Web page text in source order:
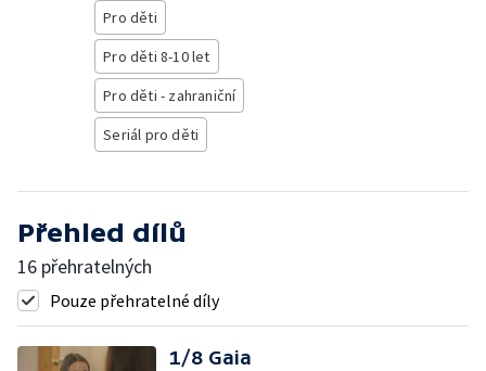
Pro děti
Pro děti 8-10 let
Pro děti - zahraniční
Seriál pro děti
Přehled dílů
16 přehratelných
Pouze přehratelné díly
1/8 Gaia